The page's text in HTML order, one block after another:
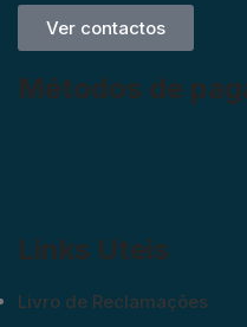
Ver contactos
Métodos de
Links Uteis
Livro de Reclamações